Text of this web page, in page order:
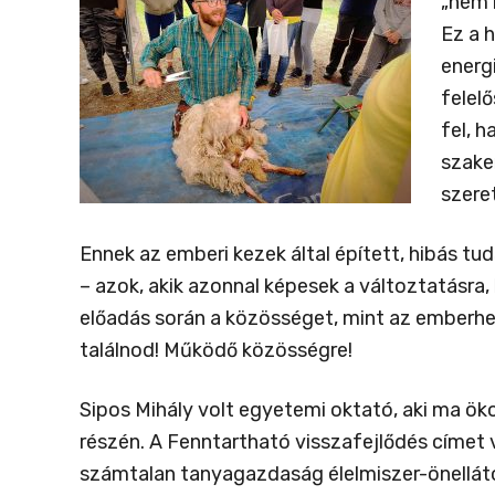
Ez a
fel,
Ennek az emberi kezek által épített, hibás
– azok, akik azonnal képesek a
előadás során a közösséget, mint az
találnod! Működő közösségre!
Sipos Mihály volt egyetemi oktató, aki ma
részén. A Fenntartható visszafejlődés címet
számtalan tanyagazdaság élelmiszer-